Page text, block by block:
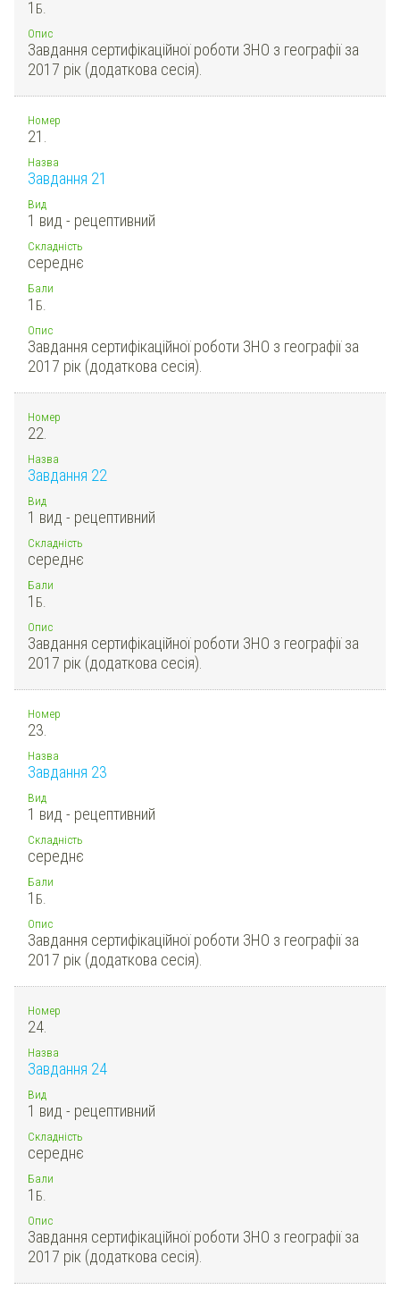
1 Б.
Опис
Завдання сертифікаційної роботи ЗНО з географії за
2017 рік (додаткова сесія).
Номер
21.
Назва
Завдання 21
Вид
1 вид - рецептивний
Складність
середнє
Бали
1 Б.
Опис
Завдання сертифікаційної роботи ЗНО з географії за
2017 рік (додаткова сесія).
Номер
22.
Назва
Завдання 22
Вид
1 вид - рецептивний
Складність
середнє
Бали
1 Б.
Опис
Завдання сертифікаційної роботи ЗНО з географії за
2017 рік (додаткова сесія).
Номер
23.
Назва
Завдання 23
Вид
1 вид - рецептивний
Складність
середнє
Бали
1 Б.
Опис
Завдання сертифікаційної роботи ЗНО з географії за
2017 рік (додаткова сесія).
Номер
24.
Назва
Завдання 24
Вид
1 вид - рецептивний
Складність
середнє
Бали
1 Б.
Опис
Завдання сертифікаційної роботи ЗНО з географії за
2017 рік (додаткова сесія).